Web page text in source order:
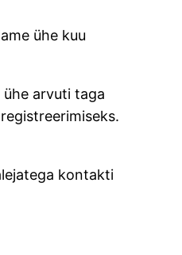
ühe kuu
ühe arvuti taga
kontakti